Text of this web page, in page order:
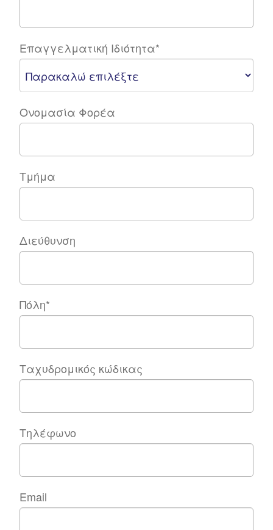
Επαγγελματική Ιδιότητα*
Ονομασία Φορέα
Τμήμα
Διεύθυνση
Πόλη*
Ταχυδρομικός κώδικας
Τηλέφωνο
Email